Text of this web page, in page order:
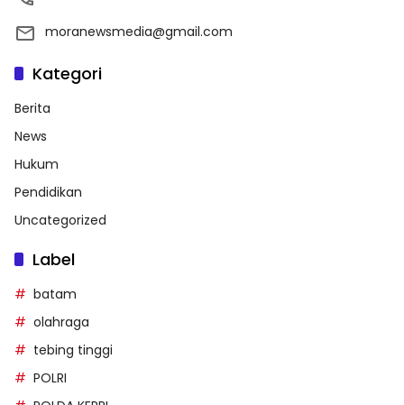
moranewsmedia@gmail.com
Kategori
Berita
News
Hukum
Pendidikan
Uncategorized
Label
batam
olahraga
tebing tinggi
POLRI